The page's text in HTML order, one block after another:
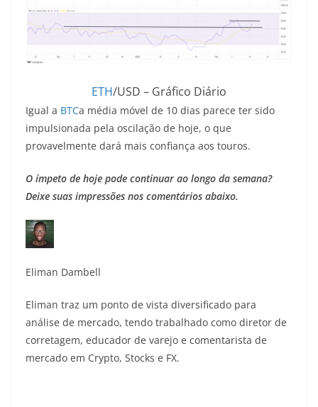
ETH/USD – Gráfico Diário
Igual a BTCa média móvel de 10 dias parece ter sido
impulsionada pela oscilação de hoje, o que
provavelmente dará mais confiança aos touros.
O ímpeto de hoje pode continuar ao longo da semana?
Deixe suas impressões nos comentários abaixo.
Eliman Dambell
Eliman traz um ponto de vista diversificado para
análise de mercado, tendo trabalhado como diretor de
corretagem, educador de varejo e comentarista de
mercado em Crypto, Stocks e FX.